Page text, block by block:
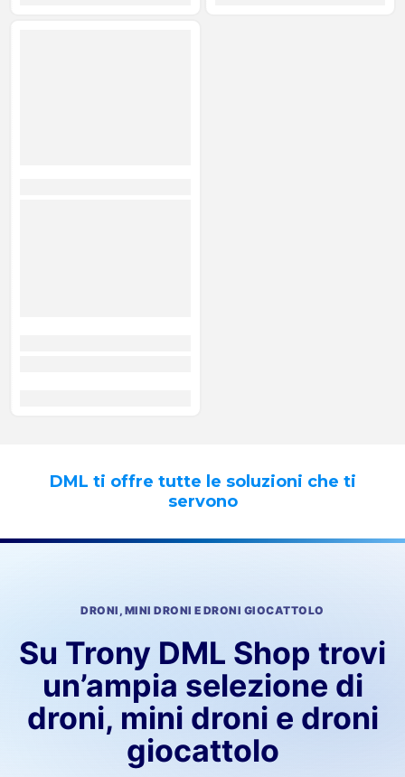
DML ti offre tutte le soluzioni che ti
servono
DRONI, MINI DRONI E DRONI GIOCATTOLO
Su Trony DML Shop trovi
un’ampia selezione di
droni, mini droni e droni
giocattolo